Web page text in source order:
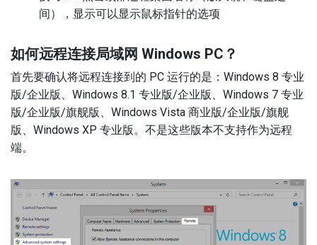
间），显示可以显示鼠标指针的选项
如何远程连接局域网 Windows PC？
首先要确认将远程连接到的 PC 运行的是：Windows 8 专业
版/企业版、Windows 8.1 专业版/企业版、Windows 7 专业
版/企业版/旗舰版、Windows Vista 商业版/企业版/旗舰
版、Windows XP 专业版。不是这些版本不支持作为远程
端。